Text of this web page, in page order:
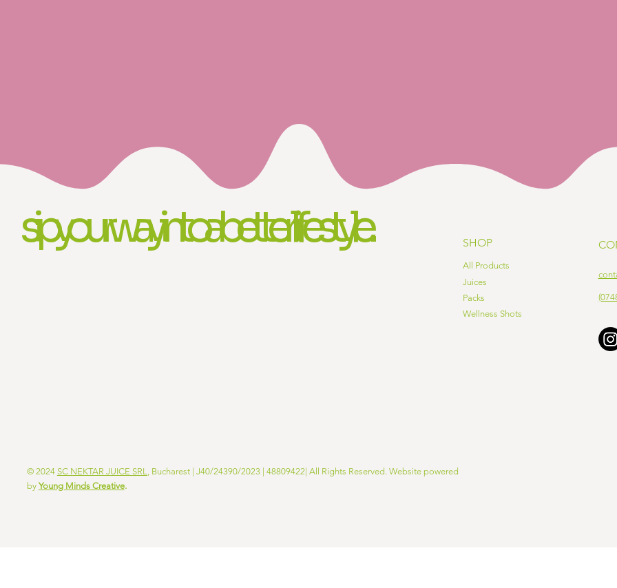
sip your way into a better lifestyle. SHOP
All Products
Juices
Packs
Wellness Shots
© 2024 SC NEKTAR JUICE SRL, Bucharest | J40/24390/2023 | 48809422| All Rights Reserved. Website powered
by Young Minds Creative.